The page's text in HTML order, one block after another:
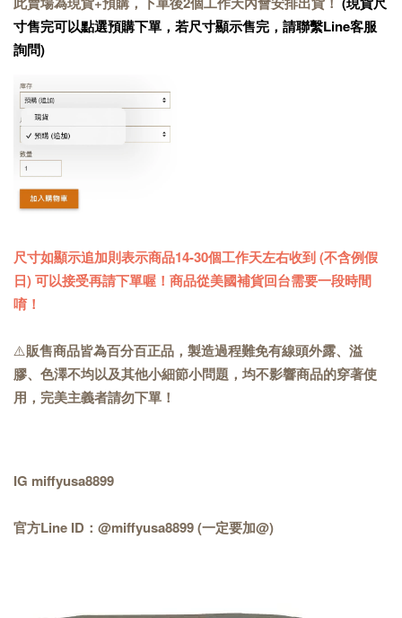
寸售完可以點選預購下單，若尺寸顯示售完，請聯繫Line客服
詢問)
尺寸如顯示追加則表示商品14-30個工作天左右收到 (不含例假
日) 可以接受再請下單喔！商品從美國補貨回台需要一段時間
唷！
⚠️販售商品皆為百分百正品，製造過程難免有線頭外露、溢
膠、色澤不均以及其他小細節小問題，均不影響商品的穿著使
用，完美主義者請勿下單！
IG miffyusa8899
官方Line ID：@miffyusa8899 (一定要加@)